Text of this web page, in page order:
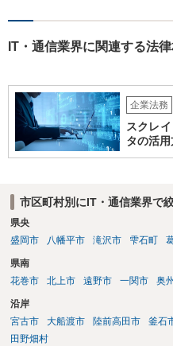
ングスクールと生徒との間の契約
や受託業務の遂行として扱われれ
報酬の発生の有無等） •生徒のミ
（プログラミングスクールが責
があるのか否か等） •開発案件に
漏洩しないような対策を講じる
術の教授」(いわゆるパソコン教
庁及び経済産業省の検討の結果、
術の教授と一体不可分とならない
たプログラミング教育の提供が明
「グレーゾーン解消制度」の活用
meti.go.jp/policy/jigyou_saisei/
seidosuishin/press/
IT・通信業界に関連する法
企業法務
スクレ
タの活
市区町村別にIT・通信業界で
県央
盛岡市
八幡平市 滝沢市 雫石町
県南
花巻市
北上市 遠野市 一関市 奥
沿岸
宮古市
大船渡市 陸前高田市 釜石
田野畑村